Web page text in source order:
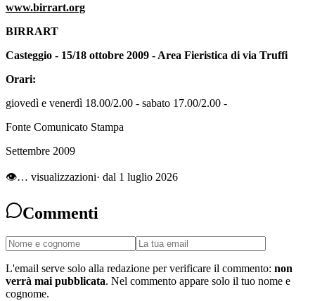
www.birrart.org
BIRRART
Casteggio - 15/18 ottobre 2009 - Area Fieristica di via Truffi
Orari:
giovedì e venerdì 18.00/2.00 - sabato 17.00/2.00 -
Fonte Comunicato Stampa
Settembre 2009
👁… visualizzazioni· dal 1 luglio 2026
Commenti
L'email serve solo alla redazione per verificare il commento: non
verrà mai pubblicata. Nel commento appare solo il tuo nome e
cognome.